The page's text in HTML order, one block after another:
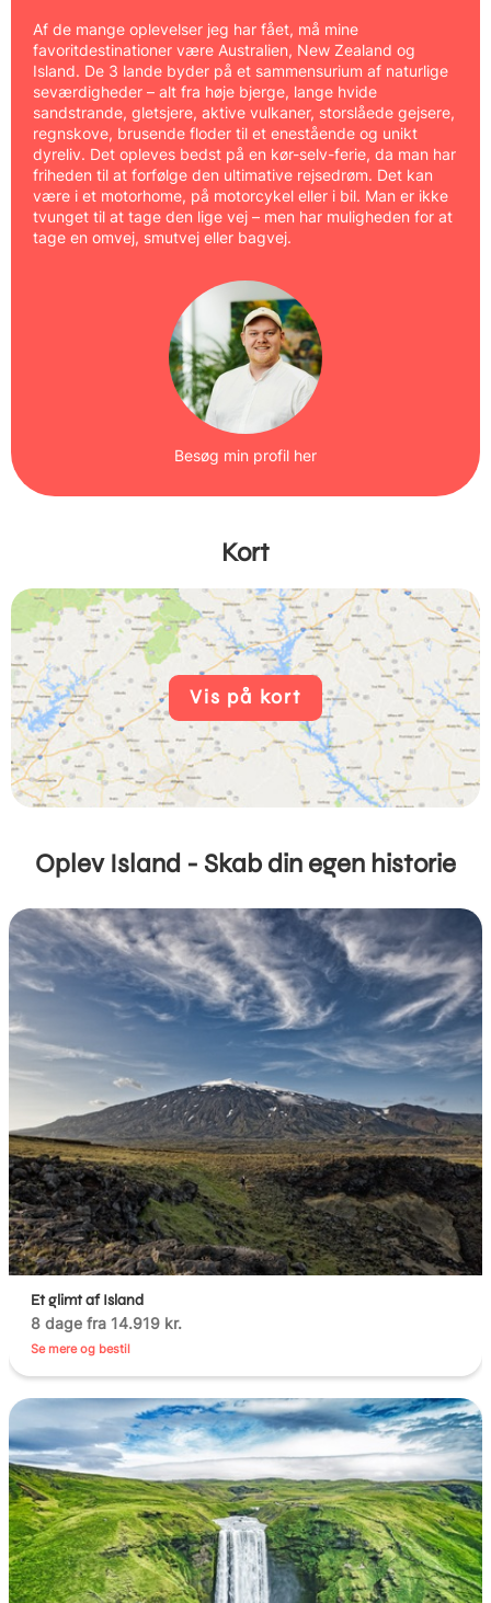
Af de mange oplevelser jeg har fået, må mine
favoritdestinationer være Australien, New Zealand og
Island. De 3 lande byder på et sammensurium af naturlige
seværdigheder – alt fra høje bjerge, lange hvide
sandstrande, gletsjere, aktive vulkaner, storslåede gejsere,
regnskove, brusende floder til et enestående og unikt
dyreliv. Det opleves bedst på en kør-selv-ferie, da man har
friheden til at forfølge den ultimative rejsedrøm. Det kan
være i et motorhome, på motorcykel eller i bil. Man er ikke
tvunget til at tage den lige vej – men har muligheden for at
tage en omvej, smutvej eller bagvej.
Besøg min profil her
Kort
Vis på kort
Oplev Island - Skab din egen historie
Et glimt af Island
8 dage fra 14.919 kr.
Se mere og bestil